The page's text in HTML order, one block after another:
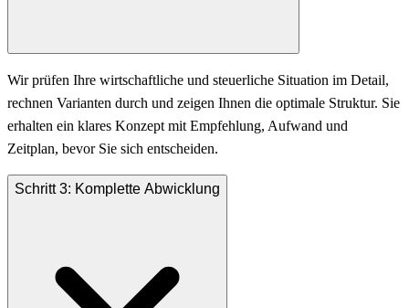
Wir prüfen Ihre wirtschaftliche und steuerliche Situation im Detail,
rechnen Varianten durch und zeigen Ihnen die optimale Struktur. Sie
erhalten ein klares Konzept mit Empfehlung, Aufwand und
Zeitplan, bevor Sie sich entscheiden.
Schritt 3: Komplette Abwicklung